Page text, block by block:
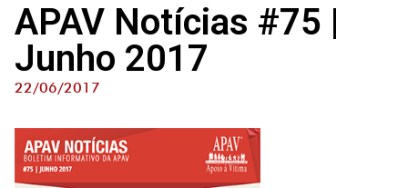
APAV Notícias #75 |
Junho 2017
22/06/2017